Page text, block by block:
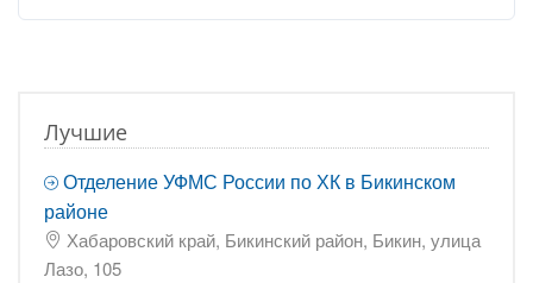
Лучшие
Отделение УФМС России по ХК в Бикинском
районе
Хабаровский край, Бикинский район, Бикин, улица
Лазо, 105